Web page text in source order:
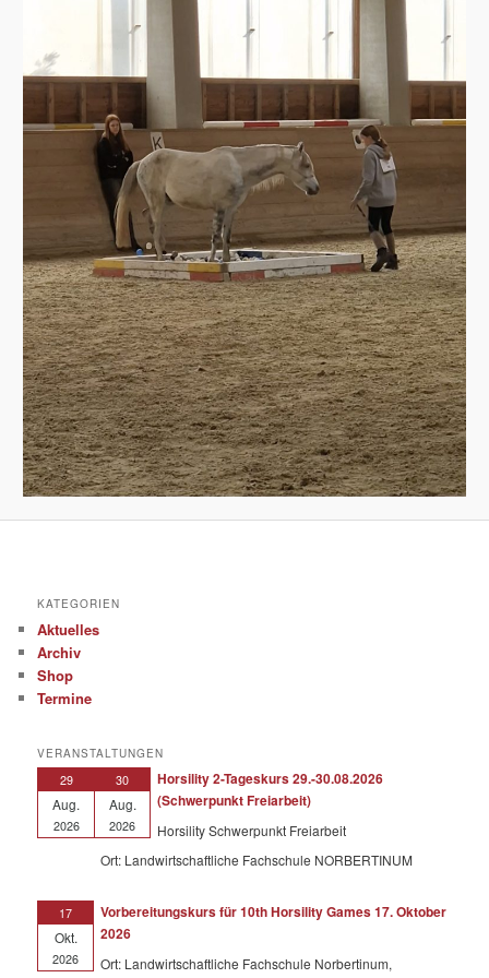
KATEGORIEN
Aktuelles
Archiv
Shop
Termine
VERANSTALTUNGEN
29
Aug.
2026
30
Aug.
2026
Horsility 2-Tageskurs 29.-30.08.2026
(Schwerpunkt Freiarbeit)
Horsility Schwerpunkt Freiarbeit
Ort: Landwirtschaftliche Fachschule NORBERTINUM
17
Okt.
2026
Vorbereitungskurs für 10th Horsility Games 17. Oktober
2026
Ort: Landwirtschaftliche Fachschule Norbertinum,